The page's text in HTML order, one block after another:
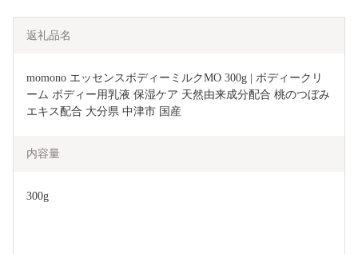
返礼品名
momono エッセンスボディーミルクMO 300g | ボディークリ
ーム ボディー用乳液 保湿ケア 天然由来成分配合 桃のつぼみ
エキス配合 大分県 中津市 国産
内容量
300g